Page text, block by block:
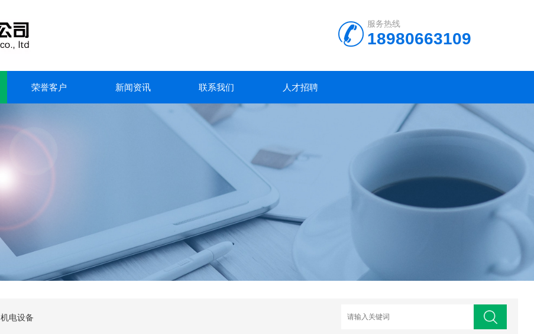
服务热线
18980663109
荣誉客户 新闻资讯 联系我们 人才招聘
机电设备